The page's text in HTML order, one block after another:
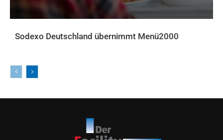
Sodexo Deutschland übernimmt Menü2000